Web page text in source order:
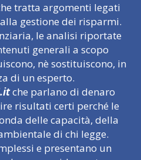
tratta argomenti legati
gestione dei risparmi.
le analisi riportate
generali a scopo
nè sostituiscono, in
di un esperto.
che parlano di denaro
risultati certi perché le
delle capacità, della
di chi legge.
e presentano un